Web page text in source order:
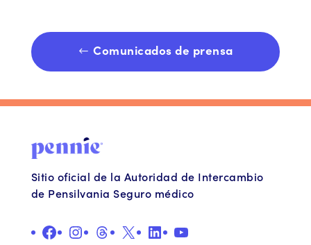
Comunicados de prensa
Sitio oficial de la Autoridad de Intercambio
de Pensilvania Seguro médico
Facebook
Instagram
Hilos
X LinkedInYouTube